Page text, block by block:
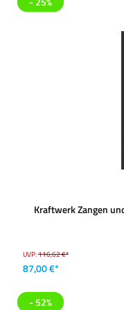
Kraftwerk Zangen
UVP:116,62 €*
87,00 €*
- 52%